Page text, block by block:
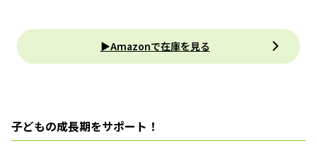
▶Amazonで在庫を見る
子どもの成長期をサポート！